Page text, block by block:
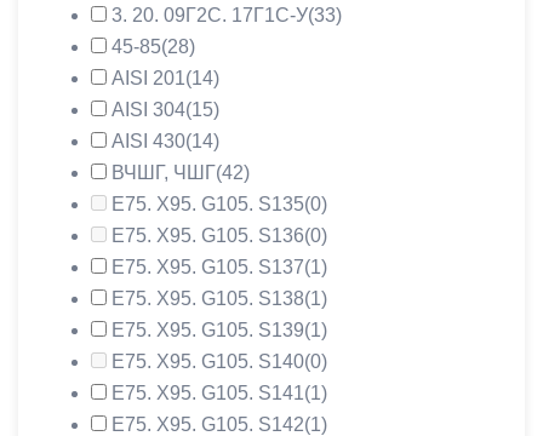
3. 20. 09Г2С. 17Г1С-У(33)
45-85(28)
AISI 201(14)
AISI 304(15)
AISI 430(14)
ВЧШГ, ЧШГ(42)
Е75. Х95. G105. S135(0)
Е75. Х95. G105. S136(0)
Е75. Х95. G105. S137(1)
Е75. Х95. G105. S138(1)
Е75. Х95. G105. S139(1)
Е75. Х95. G105. S140(0)
Е75. Х95. G105. S141(1)
Е75. Х95. G105. S142(1)